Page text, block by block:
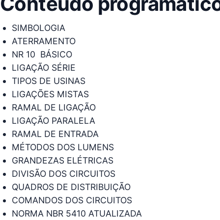
SIMBOLOGIA
ATERRAMENTO
NR 10  BÁSICO
LIGAÇÃO SÉRIE
TIPOS DE USINAS
LIGAÇÕES MISTAS
RAMAL DE LIGAÇÃO
LIGAÇÃO PARALELA
RAMAL DE ENTRADA
MÉTODOS DOS LUMENS
GRANDEZAS ELÉTRICAS
DIVISÃO DOS CIRCUITOS
QUADROS DE DISTRIBUIÇÃO
COMANDOS DOS CIRCUITOS
NORMA NBR 5410 ATUALIZADA